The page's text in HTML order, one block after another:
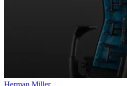
Herman Miller